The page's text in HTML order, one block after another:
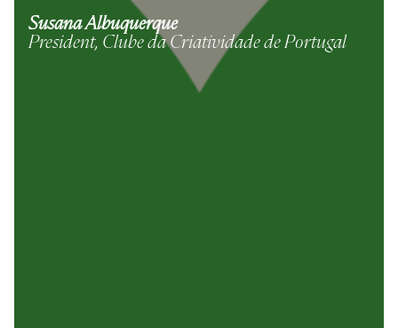
Susana Albuquerque
President, Clube da Criatividade de Portugal